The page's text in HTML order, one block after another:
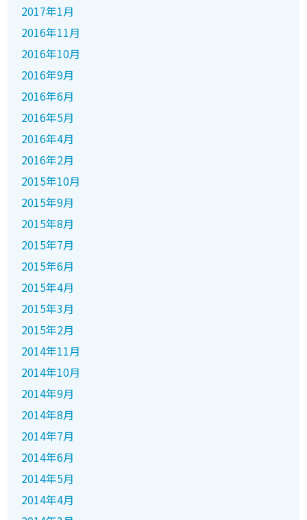
2017年1月
2016年11月
2016年10月
2016年9月
2016年6月
2016年5月
2016年4月
2016年2月
2015年10月
2015年9月
2015年8月
2015年7月
2015年6月
2015年4月
2015年3月
2015年2月
2014年11月
2014年10月
2014年9月
2014年8月
2014年7月
2014年6月
2014年5月
2014年4月